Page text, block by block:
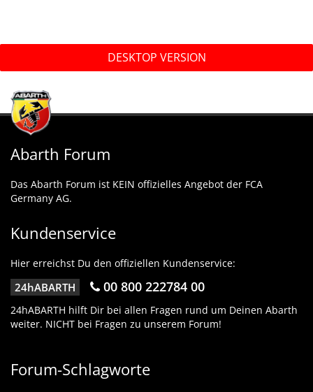
DESKTOP VERSION
Abarth Forum
Das Abarth Forum ist KEIN offizielles Angebot der FCA
Germany AG.
Kundenservice
Hier erreichst Du den offiziellen Kundenservice:
24hABARTH 00 800 222784 00
24hABARTH hilft Dir bei allen Fragen rund um Deinen Abarth
weiter. NICHT bei Fragen zu unserem Forum!
Forum-Schlagworte